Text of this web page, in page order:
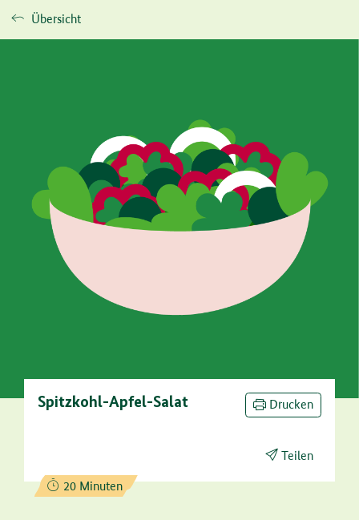
Übersicht
Spitzkohl-Apfel-Salat Drucken
Teilen
Zubereitungszeit:
20 Minuten